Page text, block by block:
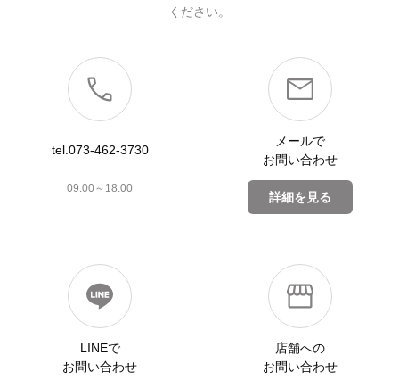
ください。
tel.073-462-3730
09:00～18:00
メールで
お問い合わせ
詳細を見る
LINEで
お問い合わせ
店舗への
お問い合わせ